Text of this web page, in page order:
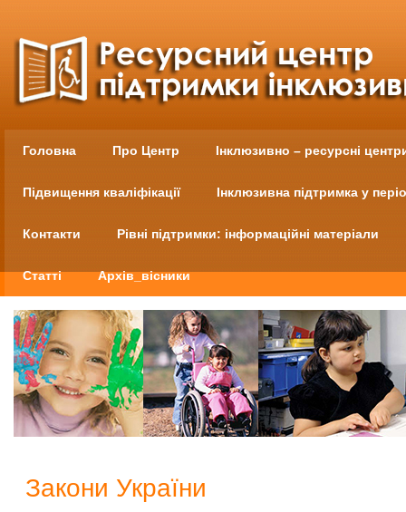
Головна Про Центр Інклюзивно – ресурсні
Підвищення кваліфікації Інклюзивна підтримка у
Контакти Рівні підтримки: інформаційні матеріали
Статті Архів_вісники
Закони України